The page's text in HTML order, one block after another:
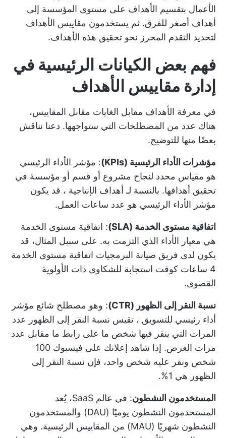
الأعمال بتقسيم الأهداف على مستوى المؤسسة إلى
أهداف أصغر للفرق. ثم يستخدمون مقاييس الأهداف
لتحديد التقدم المحرز نحو تحقيق هذه الأهداف.
فهم بعض الكيانات الرئيسية في
إدارة مقاييس الأهداف
في معرفة الأهداف مقابل الغايات مقابل المقاييس،
هناك عدد من المصطلحات التي ستواجهها. دعنا نناقش
بعضًا منها للتوضيح.
مؤشرات الأداء الرئيسية (KPIs)
: مؤشر الأداء الرئيسي
هو مقياس محدد لنجاح مشروع أو قسم أو مؤسسة في
تحقيق أهدافها. بالنسبة لـ أهداف الإنتاجية ، قد يكون
مؤشر الأداء الرئيسي هو عدد ساعات العمل.
اتفاقية مستوى الخدمة (SLA)
: اتفاقية مستوى الخدمة
هي معيار الأداء الذي التزمت به. على سبيل المثال، قد
يكون لدى فريق صيانة البرمجيات اتفاقية مستوى الخدمة
4 ساعات كوقت استجابة للشكاوى ذات الأولوية
القصوى.
نسبة النقر إلى الظهور (CTR) : وهو مصطلح شائع مؤشر
أداء رئيسي للتسويق ، تقيس نسبة النقر إلى الظهور عدد
المرات التي ينقر فيها شخص ما على رابط ما مقابل عدد
مرات العرض. إذا شاهد إعلانك على فيسبوك 100
شخص ونقر عليه شخص واحد، فإن نسبة النقر إلى
الظهور هي 1%.
المستخدمون النشطون
: في عالم SaaS، يُعد
المستخدمون النشطون يوميًا (DAU) والمستخدمون
النشطون شهريًا (MAU) من المقاييس الرئيسية. وهي